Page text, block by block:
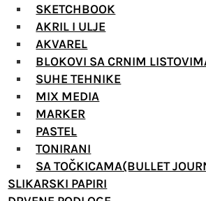
SKETCHBOOK
AKRIL I ULJE
AKVAREL
BLOKOVI SA CRNIM
SUHE TEHNIKE
MIX MEDIA
MARKER
PASTEL
TONIRANI
SA TOČKICAMA(BULLET
SLIKARSKI PAPIRI